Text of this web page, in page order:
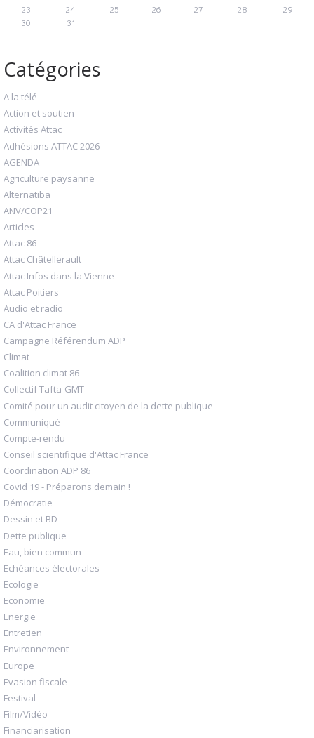
23
24 25 26 27 28
29
30
31
Catégories
A la télé
Action et soutien
Activités Attac
Adhésions ATTAC 2026
AGENDA
Agriculture paysanne
Alternatiba
ANV/COP21
Articles
Attac 86
Attac Châtellerault
Attac Infos dans la Vienne
Attac Poitiers
Audio et radio
CA d'Attac France
Campagne Référendum ADP
Climat
Coalition climat 86
Collectif Tafta-GMT
Comité pour un audit citoyen de la dette publique
Communiqué
Compte-rendu
Conseil scientifique d'Attac France
Coordination ADP 86
Covid 19 - Préparons demain !
Démocratie
Dessin et BD
Dette publique
Eau, bien commun
Echéances électorales
Ecologie
Economie
Energie
Entretien
Environnement
Europe
Evasion fiscale
Festival
Film/Vidéo
Financiarisation